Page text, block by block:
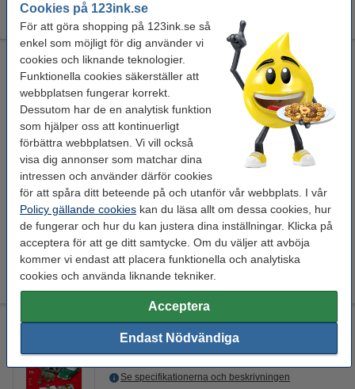
Cookies på 123ink.se
För att göra shopping på 123ink.se så
enkel som möjligt för dig använder vi
cookies och liknande teknologier.
Funktionella cookies säkerställer att
webbplatsen fungerar korrekt.
Dessutom har de en analytisk funktion
som hjälper oss att kontinuerligt
förbättra webbplatsen. Vi vill också
visa dig annonser som matchar dina
intressen och använder därför cookies
för att spåra ditt beteende på och utanför vår webbplats. I vår
Policy gällande cookies kan du läsa allt om dessa cookies, hur
de fungerar och hur du kan justera dina inställningar. Klicka på
acceptera för att ge ditt samtycke. Om du väljer att avböja
kommer vi endast att placera funktionella och analytiska
cookies och använda liknande tekniker.
Acceptera
Endast Nödvändiga
295 kr
A3+ 260g Canon SG-201 fotopapper | Plus Semi-Gloss | 20
ark
Canon fotopapper 260 g/m²
Se specifikationerna och beskrivningen
i lager
Beställ nu så skickar vi idag!
550 kr Beställ
Spara med varumärket 123ink!
A3+ 210g 123ink fotopapper | Premium Satin | 20 ark
260 kr
A3 170g Canon MP-101 fotopapper | Matte | 40 ark
170 g/m²
Se specifikationerna och beskrivningen